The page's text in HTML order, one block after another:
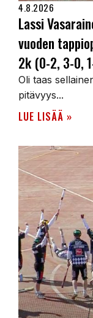
4.8.2026
Lassi
vuoden
2k (0-2, 3-0,
Oli taas
pitävyys...
LUE LISÄÄ »